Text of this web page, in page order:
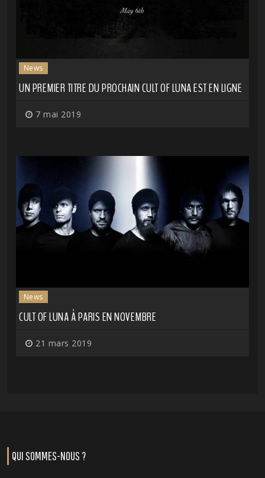
News
UN PREMIER TITRE DU PROCHAIN CULT OF LUNA EST EN LIGNE
7 mai 2019
News
CULT OF LUNA À PARIS EN NOVEMBRE
21 mars 2019
QUI SOMMES-NOUS ?